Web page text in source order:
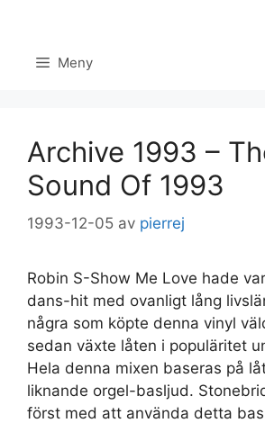
innehåll Meny
Archive 1993 –
Sound Of 1993
1993-12-05 av pierrej
Robin S-Show Me Love hade
dans-hit med ovanligt lång
några som köpte denna vinyl
sedan växte låten i populäritet
Hela denna mixen baseras på
liknande orgel-basljud.
först med att använda detta